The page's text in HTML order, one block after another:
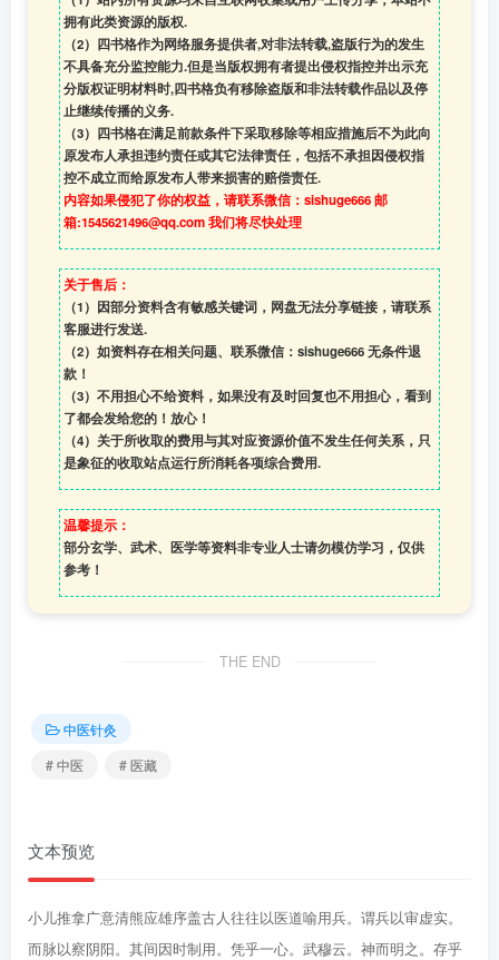
拥有此类资源的版权.
（2）四书格作为网络服务提供者,对非法转载,盗版行为的发生
不具备充分监控能力.但是当版权拥有者提出侵权指控并出示充
分版权证明材料时,四书格负有移除盗版和非法转载作品以及停
止继续传播的义务.
（3）四书格在满足前款条件下采取移除等相应措施后不为此向
原发布人承担违约责任或其它法律责任，包括不承担因侵权指
控不成立而给原发布人带来损害的赔偿责任.
内容如果侵犯了你的权益，请联系微信：sishuge666 邮
箱:1545621496@qq.com 我们将尽快处理
关于售后：
（1）因部分资料含有敏感关键词，网盘无法分享链接，请联系
客服进行发送.
（2）如资料存在相关问题、联系微信：sishuge666 无条件退
款！
（3） 不用担心不给资料，如果没有及时回复也不用担心，看到
了都会发给您的！放心！
（4） 关于所收取的费用与其对应资源价值不发生任何关系，只
是象征的收取站点运行所消耗各项综合费用.
温馨提示：
部分玄学、武术、医学等资料非专业人士请勿模仿学习，仅供
参考！
THE END
中医针灸
# 中医
# 医藏
文本预览
小儿推拿广意清熊应雄序盖古人往往以医道喻用兵。谓兵以审虚实。
而脉以察阴阳。其间因时制用。凭乎一心。武穆云。神而明之。存乎